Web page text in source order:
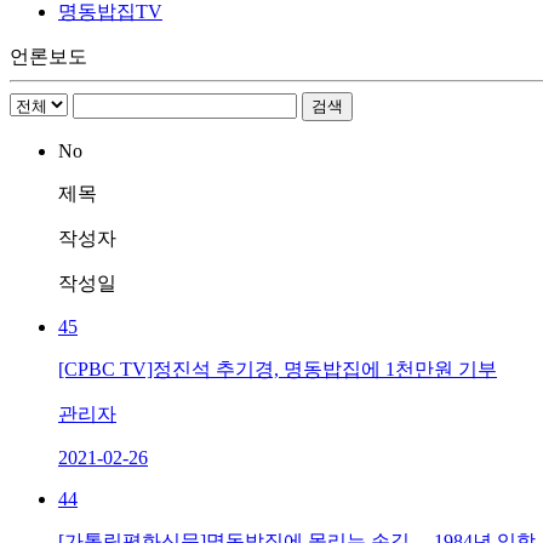
명동밥집TV
언론보도
No
제목
작성자
작성일
45
[CPBC TV]정진석 추기경, 명동밥집에 1천만원 기부
관리자
2021-02-26
44